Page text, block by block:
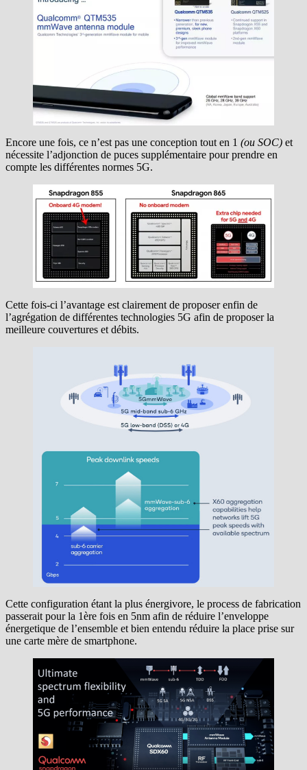
Encore une fois, ce n’est pas une conception tout en 1 (ou SOC) et
nécessite l’adjonction de puces supplémentaire pour prendre en
compte les différentes normes 5G.
Cette fois-ci l’avantage est clairement de proposer enfin de
l’agrégation de différentes technologies 5G afin de proposer la
meilleure couvertures et débits.
Cette configuration étant la plus énergivore, le process de fabrication
passerait pour la 1ère fois en 5nm afin de réduire l’enveloppe
énergetique de l’ensemble et bien entendu réduire la place prise sur
une carte mère de smartphone.